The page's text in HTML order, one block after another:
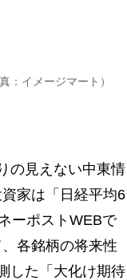
：イメージマート）
の見えない中東情
家は「日経平均6
ーポストWEBで
各銘柄の将来性
した「大化け期待